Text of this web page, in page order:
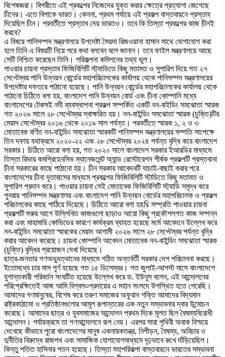
বিশেষজ্ঞরা। বিপরীতে এই প্রকল্পের নিজেদের যুক্ত করার ক্ষেত্রে প্রত্যাশা জেগেছে
চীনের। এতে বিপাকে ভারত। কেননা, প্রথম পর্যায়ে এই প্রকল্প বাস্তবায়নে প্রস্তাব
দিয়েছিল চীন। পরবর্তীতে প্রস্তাব দেয় ভারতও। তবে কি তিস্তা প্রকল্পের কাজ চীনই
করবে?
এ বিষয়ে পানিসম্পদ মন্ত্রণালয়ে উপদেষ্টা সৈয়দা রিজওয়ানা হাসান সাথে যোগাযোগ করা
হলে তিনি এ বিষয়টি নিয়ে পরে কথা বলবেন বলে জানান। তবে ফাইল মন্ত্রণালয়ে আছে
সেটি নিশ্চিত করেছেন তিনি। পরিকল্পনা কমিশনের তথ্য ভুল।
পাওয়ার চায়না প্রস্তাব ফিজিবিলিটি স্ট্যাডিতে কিছু মতামত ও সুপারিশ দিয়ে গত ২৭
সেপ্টেম্বর পানি উন্নয়ন বোর্র্ডের মহাপরিচালকের কার্যালয় থেকে পানিসম্পদ মন্ত্রণালয়ের
উপদেষ্টার দফতরে পাঠানো হয়েছে। পানি উন্নয়ন বোর্র্ডের মহাপরিচালকের কার্যালয় থেকে
পাঠানো চিঠিতে বলা হয়, বাংলাদেশ পানি উন্নয়ন বোর্ড এবং চীনা কোম্পানি মধ্যে
বাংলাদেশের টেকসই নদী ব্যবস্থাপনা প্রকল্প সম্পর্কিত একটি নন-বাইডিং সমঝোতা স্মারক
গত ২০২৬ সালে ২৮ সেপ্টেম্বর স্বাক্ষরিত হয়। নন-বাইন্ডিং সমঝোতা স্মারক (চুক্তি)টির
মেয়াদ সেপ্টেম্বর ২০১৬ থেকে ২০১৯ সাল পর্যন্ত। পরবর্তীতে স্মারক ১, ২ ও ৩
মোতাবেক বর্ণিত নন-বাইন্ডিং সমঝোতা স্মারকটি পানিসম্পদ মন্ত্রণালয়ের সম্পতি সাপেক্ষে
তিন দফায় যথাক্রমে ২০২০-২২ এবং ২৮ সেপ্টেম্বর ২০২৪ পর্যন্ত বৃদ্ধি করে বাংলাদেশ
সরকার। চিঠিতে আরো বলা হয়, গত ২০২০ সালে বাংলাদেশ সরকার ইআরডির মাধ্যমে
তিস্তা রিভার কমপ্রিহেনসিভ ম্যানেজমেন্ট অ্যান্ড রেস্টোরেশন শীর্ষক প্রকল্পটি প্রস্তবানা
চীনা সরকারের কাছে পাঠানো হয়। চীন সরকার আবেদনটি যাচাই-বাছাই করার পরে
বাংলাদেশের চীনা দূতাবাসের মাধ্যমে প্রকল্পের ফিজিবিলিটি স্টাডিতে কিছু মতামত ও
সুপারিশ প্রদান করে। পাওয়ার চায়না সেই মোতাবেক ফিজিবিলিটি স্ট্যাডি সমৃদ্ধ করে
পুনরায় পানিসম্পদ মন্ত্রণালয় এবং বাংলাদেশ পানি উন্নয়ন বোর্ডের মহাপরিচালক ও প্রকল্প
পরিচালকের কাছে পাঠিয়ে দিয়েছে। চিঠিতে আরো বলা হয়Ñ সম্প্রতি পাওয়ার চায়না
প্রকল্পটি শুরুর আগে উল্লিখিত কাজগুলো ছাড়াও আরো কিছু প্রকৌশলগত কাজ সম্পন্ন
করা এবং মাহামারি কোভিডের কারণে কার্যক্রম ব্যাহত হয়েছে মর্মে আবেদনে উল্লেখ করে
নন-বাইন্ডিং সমঝোতা স্মারকের মেয়াদ আগামী ২০২৬ সালে ২৮ সেপ্টেম্বর পর্যন্ত বৃদ্ধি
করার আবেদন করেছে। চায়না কোম্পানি আবেদন মোতাবেক নন-বাইন্ডিং সমঝোতা স্মারক
(চুক্তি) বৃদ্ধির প্রয়োজন দেখা দিয়েছে।
ছাত্র-জনতার গণঅভ্যুত্থানের মাধ্যমে গঠিত অন্তর্বর্তী সরকার দেশ পরিচালনা করছে।
ইতোমধ্যে চার মাস পূর্ণ হয়েছে গত ১৫ ডিসেম্বর। গত জুলাই-আগস্ট মাসে বাংলাদেশে
যুগান্তকারী পরিবর্তন সংঘটিত হয়েছে উল্লেখ করে ড. ইউনূস বলেন, এই আন্দোলনের
পরিপ্রেক্ষিতেই আজ আমি বিশ্বস¤প্রদায়ের এ মহান সংসদে উপস্থিত হতে পেরেছি।
আমাদের গণমানুষের, বিশেষ করে তরুণ সমাজের অফুরান শক্তি আমাদের বিদ্যমান
রাষ্ট্রকাঠামো ও প্রতিষ্ঠানগুলোর আমূল রূপান্তরের এক নতুন সম্ভাবনার দ্বার উন্মোচন
করেছে। আমাদের ছাত্র ও যুবসমাজের আন্দোলন প্রথম দিকে মূলত ছিল বৈষম্যবিরোধী
আন্দোলন। পর্যায়ক্রমে তা গণআন্দোলনে রূপ নেয়। এরপর সারা পৃথিবী অবাক বিস্ময়ে
দেখেছে কীভাবে পুরো বাংলাদেশের মানুষ একনায়কতন্ত্র, নিপীড়ন, বৈষম্য, অবিচার ও
দুর্নীতির বিরুদ্ধে রাজপথ এবং সামাজিক যোগাযোগমাধ্যমে দৃঢ়ভাবে রুখে দাঁড়িয়েছিল।
কিন্তু পতিত হাসিনার পতন হয়েছে। তিস্তা মহাপরিকল্পা বাস্তবায়নে ভারতের সম্ভাবনা